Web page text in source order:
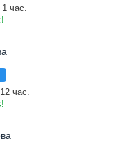
час.
час.